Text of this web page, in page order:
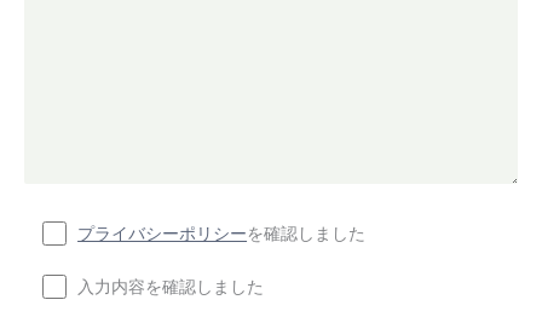
プライバシーポリシーを確認しました
入力内容を確認しました